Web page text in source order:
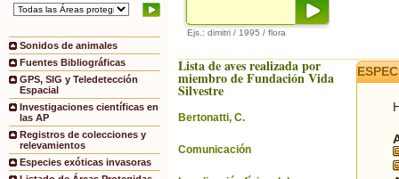
Sonidos de animales
Fuentes Bibliográficas
GPS, SIG y Teledetección
Espacial
Investigaciones científicas en
las AP
Registros de colecciones y
relevamientos
Especies exóticas invasoras
Ejs.: dimitri / 1995 / flora
Lista de aves realizada por
miembro de Fundación Vida
Silvestre
Bertonatti, C.
Comunicación